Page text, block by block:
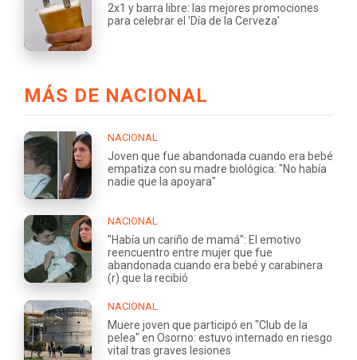
2x1 y barra libre: las mejores promociones
para celebrar el 'Día de la Cerveza'
MÁS DE NACIONAL
NACIONAL
Joven que fue abandonada cuando era bebé
empatiza con su madre biológica: "No había
nadie que la apoyara"
NACIONAL
"Había un cariño de mamá": El emotivo
reencuentro entre mujer que fue
abandonada cuando era bebé y carabinera
(r) que la recibió
NACIONAL
Muere joven que participó en "Club de la
pelea" en Osorno: estuvo internado en riesgo
vital tras graves lesiones